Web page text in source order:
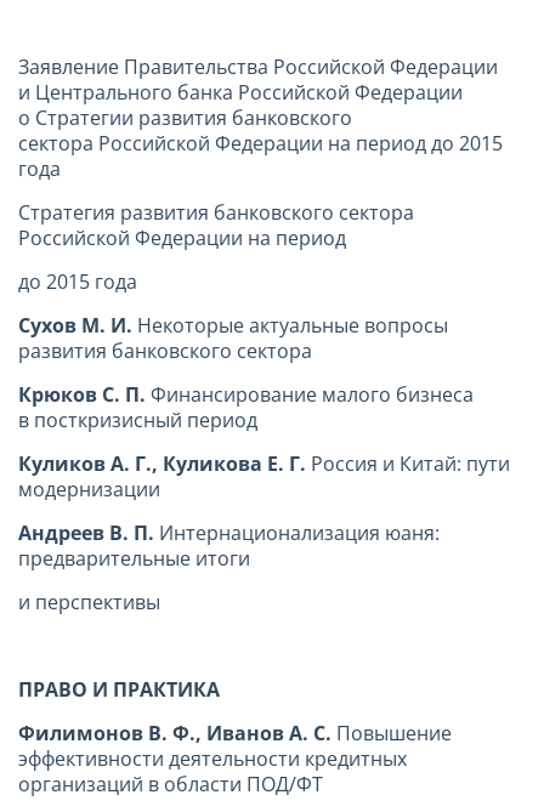
Заявление Правительства Российской Федерации
и Центрального банка Российской Федерации
о Стратегии развития банковского
сектора Российской Федерации на период до 2015
года
Стратегия развития банковского сектора
Российской Федерации на период
до 2015 года
Сухов М. И. Некоторые актуальные вопросы
развития банковского сектора
Крюков С. П. Финансирование малого бизнеса
в посткризисный период
Куликов А. Г., Куликова Е. Г. Россия и Китай: пути
модернизации
Андреев В. П. Интернационализация юаня:
предварительные итоги
и перспективы
ПРАВО И ПРАКТИКА
Филимонов В. Ф., Иванов А. С. Повышение
эффективности деятельности кредитных
организаций в области ПОД/ФТ